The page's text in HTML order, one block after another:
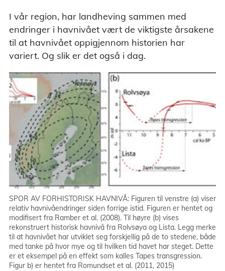
I vår region, har landheving sammen med
endringer i havnivået vært de viktigste årsakene
til at havnivået oppigjennom historien har
variert. Og slik er det også i dag.
SPOR AV FORHISTORISK HAVNIVÅ: Figuren til venstre (a) viser
relativ havnivåendringer siden forrige istid. Figuren er hentet og
modifisert fra Ramber et al. (2008). Til høyre (b) vises
rekonstruert historisk havnivå fra Rolvsøya og Lista. Legg merke
til at havnivået har utviklet seg forskjellig på de to stedene, både
med tanke på hvor mye og til hvilken tid havet har steget. Dette
er et eksempel på en effekt som kalles Tapes transgression.
Figur b) er hentet fra Romundset et al. (2011, 2015)